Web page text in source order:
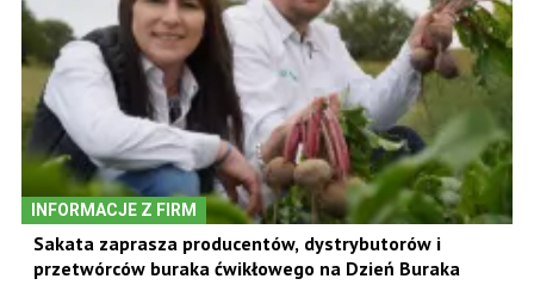
INFORMACJE Z FIRM
Sakata zaprasza producentów, dystrybutorów i
przetwórców buraka ćwikłowego na Dzień Buraka